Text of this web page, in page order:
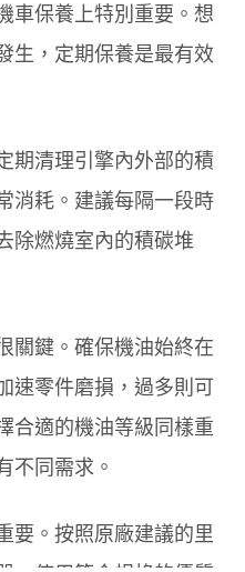
車保養上特別重要。想
生，定期保養是最有效
期清理引擎內外部的積
消耗。建議每隔一段時
除燃燒室內的積碳堆
關鍵。確保機油始終在
速零件磨損，過多則可
合適的機油等級同樣重
不同需求。
要。按照原廠建議的里